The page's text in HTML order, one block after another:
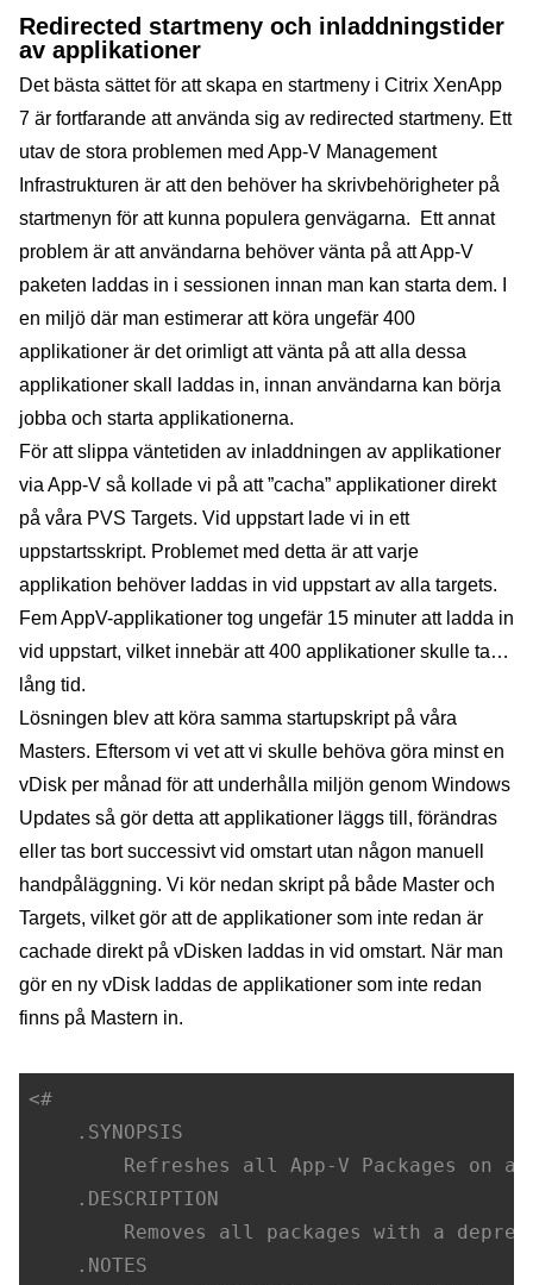
Redirected startmeny och inladdningstider
av applikationer
Det bästa sättet för att skapa en startmeny i Citrix XenApp
7 är fortfarande att använda sig av redirected startmeny. Ett
utav de stora problemen med App-V Management
Infrastrukturen är att den behöver ha skrivbehörigheter på
startmenyn för att kunna populera genvägarna. Ett annat
problem är att användarna behöver vänta på att App-V
paketen laddas in i sessionen innan man kan starta dem. I
en miljö där man estimerar att köra ungefär 400
applikationer är det orimligt att vänta på att alla dessa
applikationer skall laddas in, innan användarna kan börja
jobba och starta applikationerna.
För att slippa väntetiden av inladdningen av applikationer
via App-V så kollade vi på att ”cacha” applikationer direkt
på våra PVS Targets. Vid uppstart lade vi in ett
uppstartsskript. Problemet med detta är att varje
applikation behöver laddas in vid uppstart av alla targets.
Fem AppV-applikationer tog ungefär 15 minuter att ladda in
vid uppstart, vilket innebär att 400 applikationer skulle ta…
lång tid.
Lösningen blev att köra samma startupskript på våra
Masters. Eftersom vi vet att vi skulle behöva göra minst en
vDisk per månad för att underhålla miljön genom Windows
Updates så gör detta att applikationer läggs till, förändras
eller tas bort successivt vid omstart utan någon manuell
handpåläggning. Vi kör nedan skript på både Master och
Targets, vilket gör att de applikationer som inte redan är
cachade direkt på vDisken laddas in vid omstart. När man
gör en ny vDisk laddas de applikationer som inte redan
finns på Mastern in.
<#
.SYNOPSIS
Refreshes all App-V Packages on a
.DESCRIPTION
Removes all packages with a
.NOTES